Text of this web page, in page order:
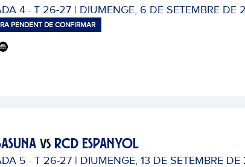
4 · T 26-27 | DIUMENGE, 6 DE SETEMBRE DE
PENDENT DE CONFIRMAR
VS RCD ESPANYOL
5 · T 26-27 | DIUMENGE, 13 DE SETEMBRE